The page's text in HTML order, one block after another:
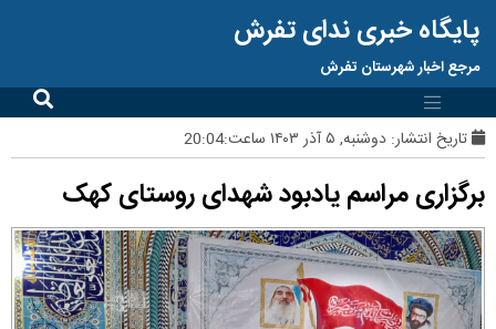
پایگاه خبری ندای تفرش
مرجع اخبار شهرستان تفرش
تاریخ انتشار: دوشنبه, ۵ آذر ۱۴۰۳ ساعت:20:04
برگزاری مراسم یادبود شهدای روستای کهک